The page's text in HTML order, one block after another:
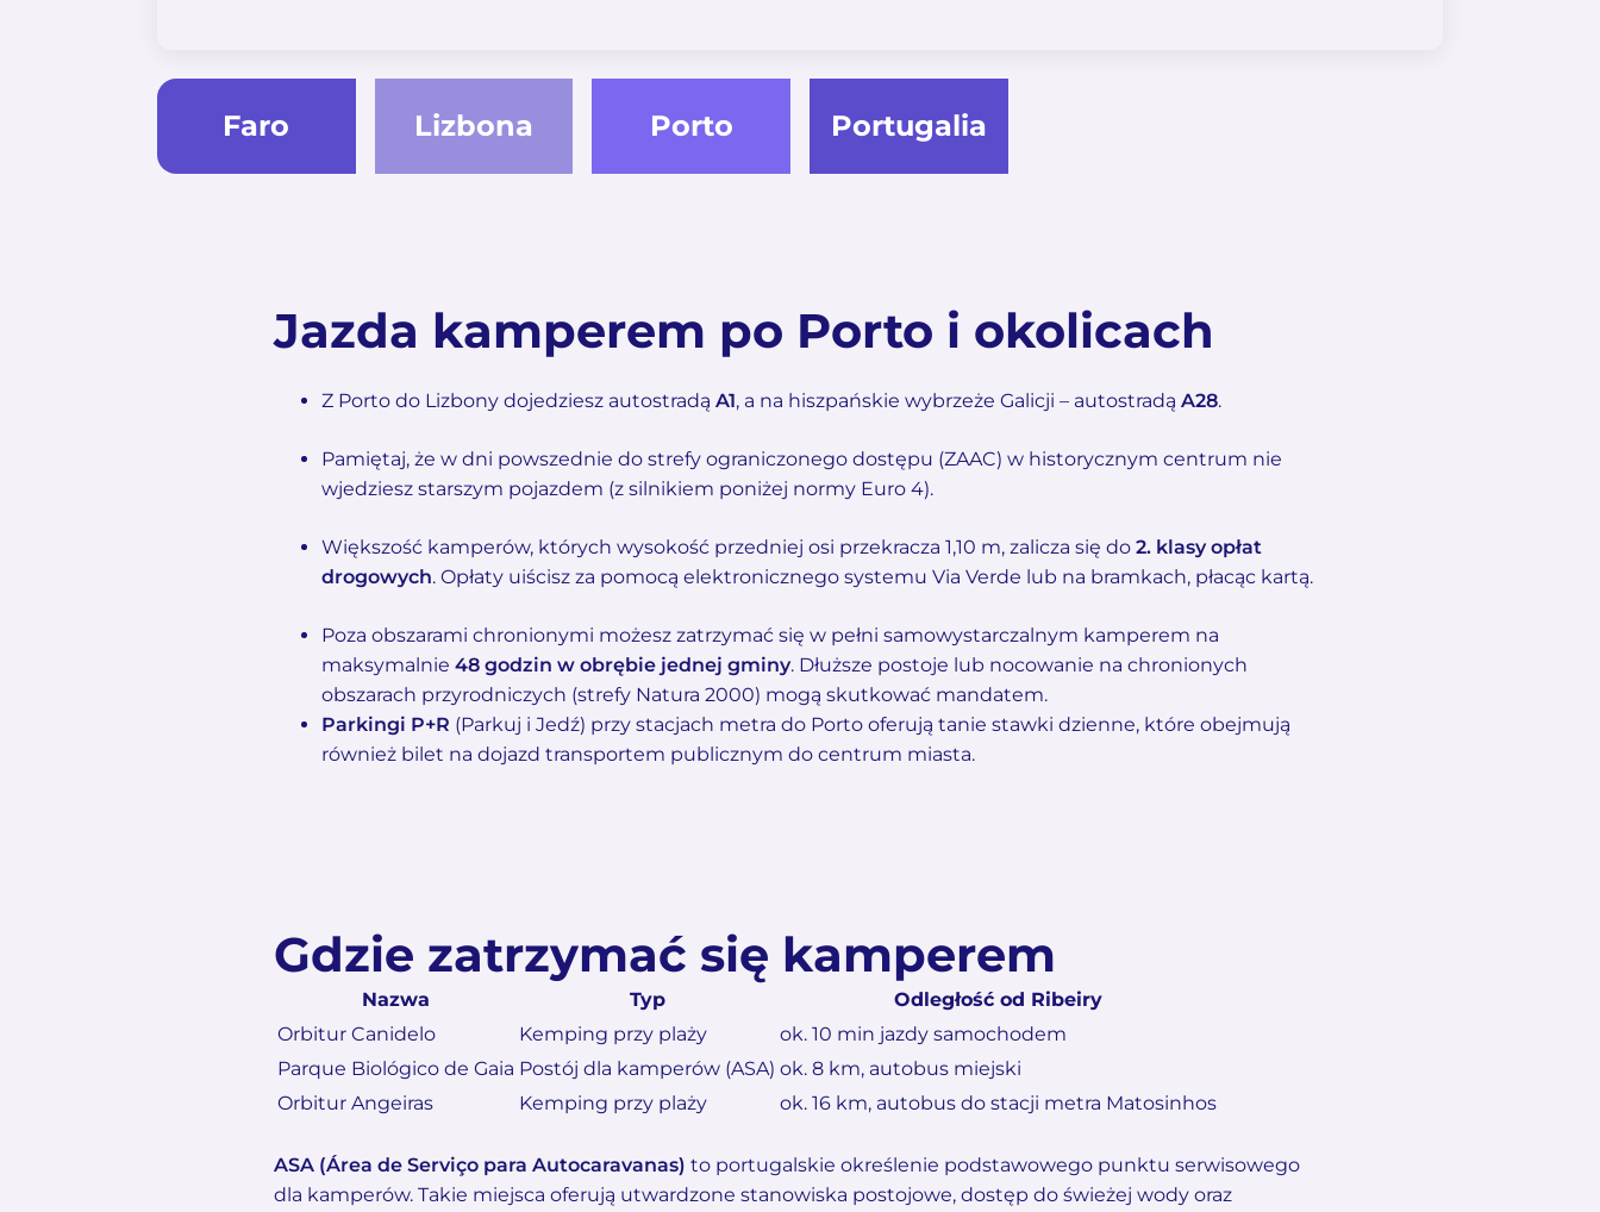
Faro Lizbona Porto Portugalia
Jazda kamperem po Porto i okolicach
Z Porto do Lizbony dojedziesz autostradą A1, a na hiszpańskie wybrzeże Galicji – autostradą A28.
Pamiętaj, że w dni powszednie do strefy ograniczonego dostępu (ZAAC) w historycznym centrum nie
wjedziesz starszym pojazdem (z silnikiem poniżej normy Euro 4).
Większość kamperów, których wysokość przedniej osi przekracza 1,10 m, zalicza się do 2. klasy opłat
drogowych. Opłaty uiścisz za pomocą elektronicznego systemu Via Verde lub na bramkach, płacąc kartą.
Poza obszarami chronionymi możesz zatrzymać się w pełni samowystarczalnym kamperem na
maksymalnie 48 godzin w obrębie jednej gminy. Dłuższe postoje lub nocowanie na chronionych
obszarach przyrodniczych (strefy Natura 2000) mogą skutkować mandatem.
Parkingi P+R (Parkuj i Jedź) przy stacjach metra do Porto oferują tanie stawki dzienne, które obejmują
również bilet na dojazd transportem publicznym do centrum miasta.
Gdzie zatrzymać się kamperem
Nazwa Typ
Odległość od Ribeiry
Orbitur Canidelo
Kemping przy plaży
ok. 10 min jazdy samochodem
Parque Biológico de Gaia Postój dla kamperów (ASA) ok. 8 km, autobus miejski
Orbitur Angeiras
Kemping przy plaży ok. 16 km, autobus do stacji metra Matosinhos
ASA (Área de Serviço para Autocaravanas) to portugalskie określenie podstawowego punktu serwisowego
dla kamperów. Takie miejsca oferują utwardzone stanowiska postojowe, dostęp do świeżej wody oraz